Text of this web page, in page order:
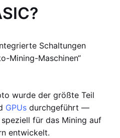
Schaltungen
Mining-Maschinen“
wurde der größte Teil
GPUs durchgeführt —
für das Mining auf
entwickelt.